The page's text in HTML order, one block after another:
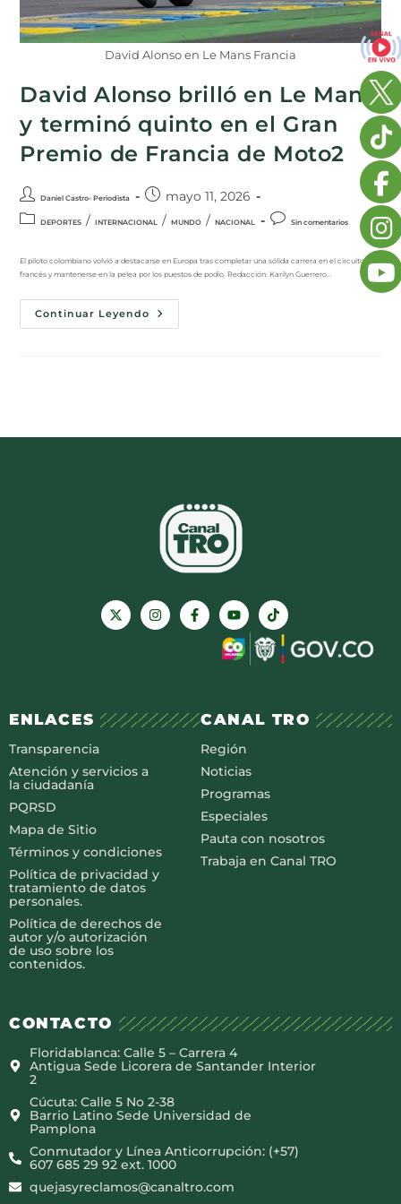
David Alonso en Le Mans Francia
David Alonso brilló en Le Mans
y terminó quinto en el Gran
Premio de Francia de Moto2
Daniel Castro- Periodista mayo 11, 2026
DEPORTES / INTERNACIONAL / MUNDO / NACIONAL Sin comentarios
El piloto colombiano volvió a destacarse en Europa tras completar una sólida carrera en el circuito
francés y mantenerse en la pelea por los puestos de podio. Redacción: Karilyn Guerrero…
Continuar Leyendo
ENLACES
Transparencia
Atención y servicios a
la ciudadanía
PQRSD
Mapa de Sitio
Términos y condiciones
Política de privacidad y
tratamiento de datos
personales.
Política de derechos de
autor y/o autorización
de uso sobre los
contenidos.
CANAL TRO
Región
Noticias
Programas
Especiales
Pauta con nosotros
Trabaja en Canal TRO
CONTACTO
Floridablanca: Calle 5 – Carrera 4
Antigua Sede Licorera de Santander Interior
2
Cúcuta: Calle 5 No 2-38
Barrio Latino Sede Universidad de
Pamplona
Conmutador y Línea Anticorrupción: (+57)
607 685 29 92 ext. 1000
quejasyreclamos@canaltro.com